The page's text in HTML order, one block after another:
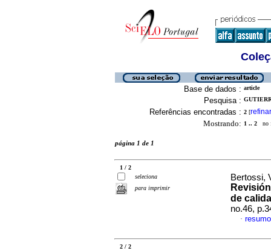
Base de dados : article
Pesquisa :
Referências encontradas : 2 [refinar
Mostrando: 1 .. 2 no
página 1 de 1
1 / 2
seleciona
para imprimir
Bertossi,
de
no.46,
·
2 / 2